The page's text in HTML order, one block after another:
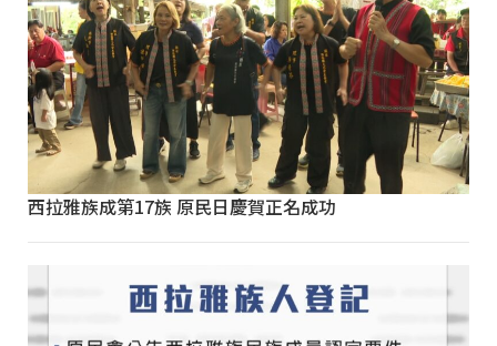
西拉雅族成第17族 原民日慶賀正名成功